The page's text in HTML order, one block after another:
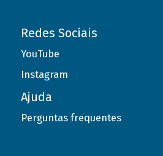
Redes Sociais
YouTube
Instagram
Ajuda
Perguntas frequentes